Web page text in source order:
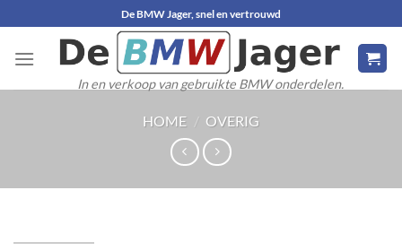
naar
inhoud
De BMW Jager, snel en vertrouwd
In en verkoop van gebruikte BMW onderdelen.
HOME / OVERIG